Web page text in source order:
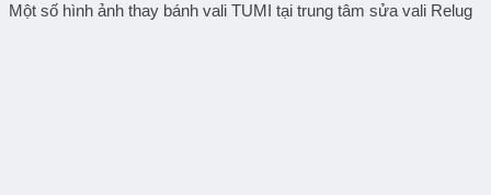
Một số hình ảnh thay bánh vali TUMI tại trung tâm sửa vali Relug